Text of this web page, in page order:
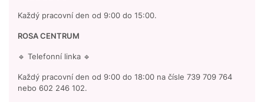
Každý pracovní den od 9:00 do 15:00.
ROSA CENTRUM
🔹 Telefonní linka 🔹
Každý pracovní den od 9:00 do 18:00 na čísle 739 709 764
nebo 602 246 102.